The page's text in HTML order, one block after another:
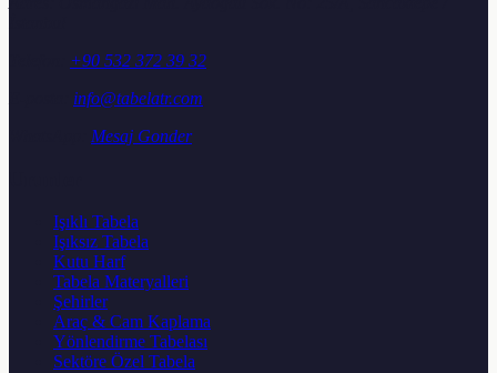
+90 532 372 39 32
info@tabelatr.com
Mesaj Gonder
Işıklı Tabela
Işıksız Tabela
Kutu Harf
Tabela Materyalleri
Şehirler
Araç & Cam Kaplama
Yönlendirme Tabelası
Sektöre Özel Tabela